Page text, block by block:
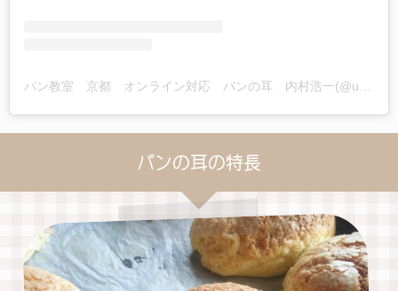
パンの耳の特長